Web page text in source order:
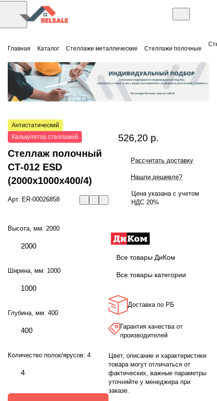
Главная Каталог Стеллажи металлические Стеллажи полочные
Антистатический
Калькулятор стеллажей
Стеллаж полочный
СТ-012 ESD
(2000x1000x400/4)
Арт. ER-00026858
Высота, мм: 2000
2000
Ширина, мм: 1000
1000
Глубина, мм: 400
400
Количество полок/ярусов: 4
4
526,20 р.
Рассчитать доставку
Нашли дешевле?
Цена указана с учетом
НДС 20%
Все товары ДиКом
Все товары категории
Доставка по РБ
Гарантия качества от
производителей
Цвет, описание и характеристики
товара могут отличаться от
фактических, важные параметры
уточняйте у менеджера при
заказе.